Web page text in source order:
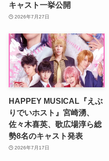
キャスト一挙公開
2026年7月27日
HAPPEY MUSICAL『えぶ
りでいホスト』宮崎湧、
佐々木喜英、歌広場淳ら総
勢8名のキャスト発表
2026年7月17日